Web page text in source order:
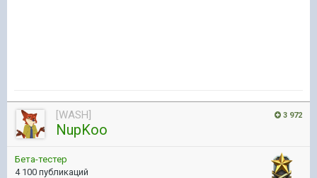
3 972
[WASH]
NupKoo
Бета-тестер
4 100 публикаций